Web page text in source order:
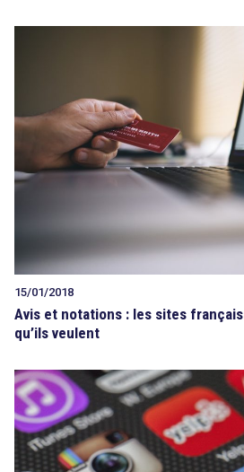
15/01/2018
Avis et notations : les sites
qu’ils veulent